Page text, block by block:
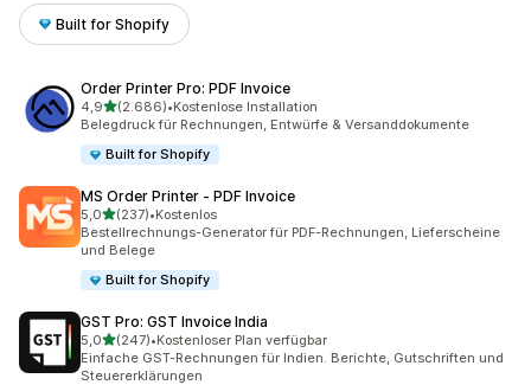
Built for Shopify
Order Printer Pro: PDF Invoice
4,9von 5 Sternen
(2.686)
2686 Rezensionen insgesamt
•Kostenlose Installation
Belegdruck für Rechnungen, Entwürfe & Versanddokumente
Built for Shopify
MS Order Printer ‑ PDF Invoice
5,0von 5 Sternen
(237)
237 Rezensionen insgesamt
•Kostenlos
Bestellrechnungs-Generator für PDF-Rechnungen, Lieferscheine
und Belege
Built for Shopify
GST Pro: GST Invoice India
5,0von 5 Sternen
(247)
247 Rezensionen insgesamt
•Kostenloser Plan verfügbar
Einfache GST-Rechnungen für Indien. Berichte, Gutschriften und
Steuererklärungen